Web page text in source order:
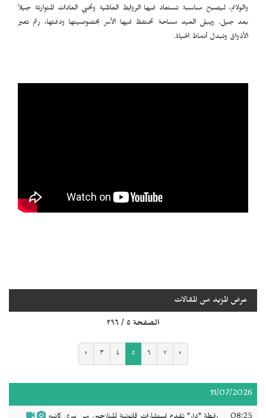
والولائم، ليصبح مناسبة تستعاد فيها الروابط العائلية وتحيي العادات المتوارثة جيلاً
بعد جيل. ويبقى العيد مساحة تحتفظ فيها الأسر بخصوصيتها ودفئها، رغم تغير
الأذواق وتبدل أنماط الحياة.
عرض المزيد من المقالات
الصفحة ٥ / ٢٩٦
‹ ٣ ٤ ٥ ٦ ٧ ›
11/07/2026